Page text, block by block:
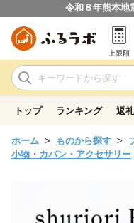
令和８年熊本地
上限額
トップ ランキング 返
ホーム ものから探す
小物・カバン・アクセサリー